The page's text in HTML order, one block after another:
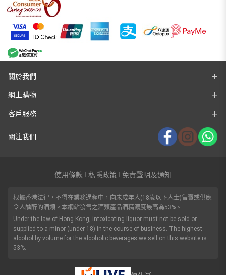
關於我們
網上購物
客戶服務
關注我們
使用條款 私隱政策 免責聲明及通知
根據香港法律，不得在業務過程中，向未成年人(18歲以下人士)售賣或供應
令人醺醉的酒類。本網站發售之酒類產品酒精濃度最高為53%。
Under the law of Hong Kong, intoxicating liquor must not be sold or
supplied to a minor (under 18) in the course of business. The highest
alcohol by volume for the alcoholic beverages we sell on this website is
53%.